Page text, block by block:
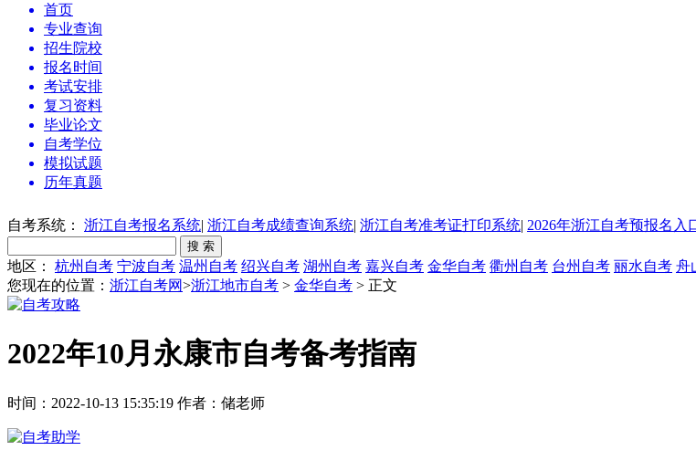
首页
专业查询
招生院校
报名时间
考试安排
复习资料
毕业论文
自考学位
模拟试题
历年真题
自考系统： 浙江自考报名系统| 浙江自考成绩查询系统| 浙江自考准考证打印系统| 2026年浙江自考预报名入
地区： 杭州自考 宁波自考 温州自考 绍兴自考 湖州自考 嘉兴自考 金华自考 衢州自考 台州自考 丽水自考 舟
您现在的位置： 浙江自考网>浙江地市自考 > 金华自考 > 正文
2022年10月永康市自考备考指南
时间：2022-10-13 15:35:19 作者：储老师